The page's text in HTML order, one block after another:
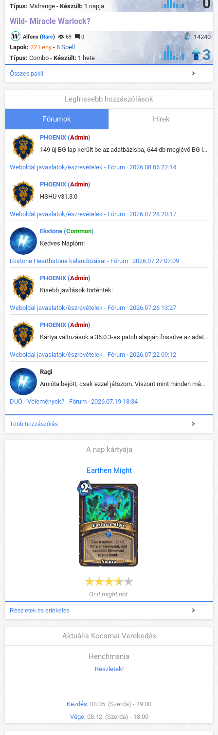
Típus: Midrange - Készült: 1 napja
Wild- Miracle Warlock?
14240
Alfons (Rare) 69 0
Lapok: 22 Lény - 8 Spell
Típus: Combo - Készült: 1 hete 3
Összes pakli
Legfrissebb hozzászólások
Fórumok Hirek
PHOENIX (Admin)
149 új BG lap került be az adatbázisba, 644 db meglévő BG lap módosult, bekerültek az új képek a megváltozott lapokhoz is.
Weboldal javaslatok/észrevételek - Fórum · 2026.08.06 22:14
PHOENIX (Admin)
HSHU v31.3.0
Weboldal javaslatok/észrevételek - Fórum · 2026.07.28 20:17
Ekstone (Common)
Kedves Naplóm!
Ekstone Hearthstone kalandozásai - Fórum · 2026.07.27 07:09
PHOENIX (Admin)
Kisebb javítások történtek:
Weboldal javaslatok/észrevételek - Fórum · 2026.07.26 13:27
PHOENIX (Admin)
Kártya változások a 36.0.3-as patch alapján frissítve az adatbázisban (képek is cserélve).
Weboldal javaslatok/észrevételek - Fórum · 2026.07.22 09:12
Ragi
Amióta bejött, csak ezzel játszom. Viszont mint minden más - akár az alapjáték is, ez is baromira összetett lett. Néha már pár kör után is esélytelen az egész. Vagy irreállisan túltápol valaki, vagy lelép a partner, vagy csak hülye mint a segg. És amikor eljönne az én időm, na akkor jön el mindenki másé is. Engem jobban érdekelne, hogy ki milyen ratingen szokott játszani. Na ez lenne egy érdekes adat.
DUÓ - Vélemények? - Fórum · 2026.07.19 18:34
Több hozzászólás
A nap kártyája
Earthen Might
Or it might not.
Részletek és értékelés
Aktuális Kocsmai Verekedés
Henchmania
Részletek!
Kezdés: 08.05. (Szerda) - 19:00
Vége: 08.12. (Szerda) - 18:00